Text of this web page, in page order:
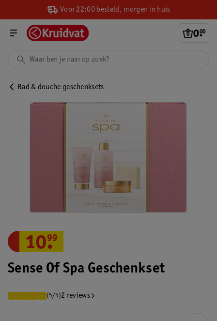
Voor 22:00 besteld, morgen in huis
0.
00
Bad & douche geschenksets
Sense Of Spa Geschenkset
(5/5)2 reviews
10.
99